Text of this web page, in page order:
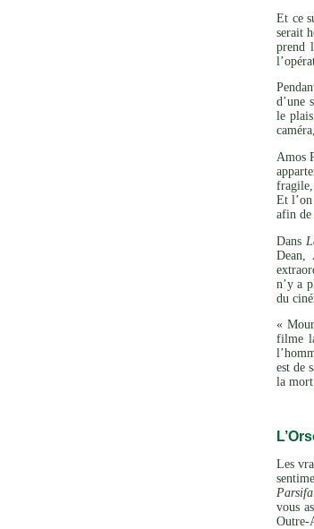
Et ce
serait
prend
d’une
le
Amos
fragile,
Et
afin de
Dans
Dean,
n’y a
du
«
filme
est de
la
Les
vous
Outre-